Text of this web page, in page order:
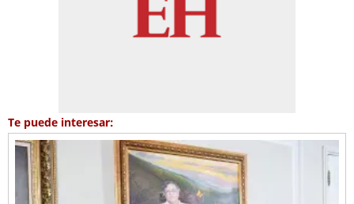
Te puede interesar: